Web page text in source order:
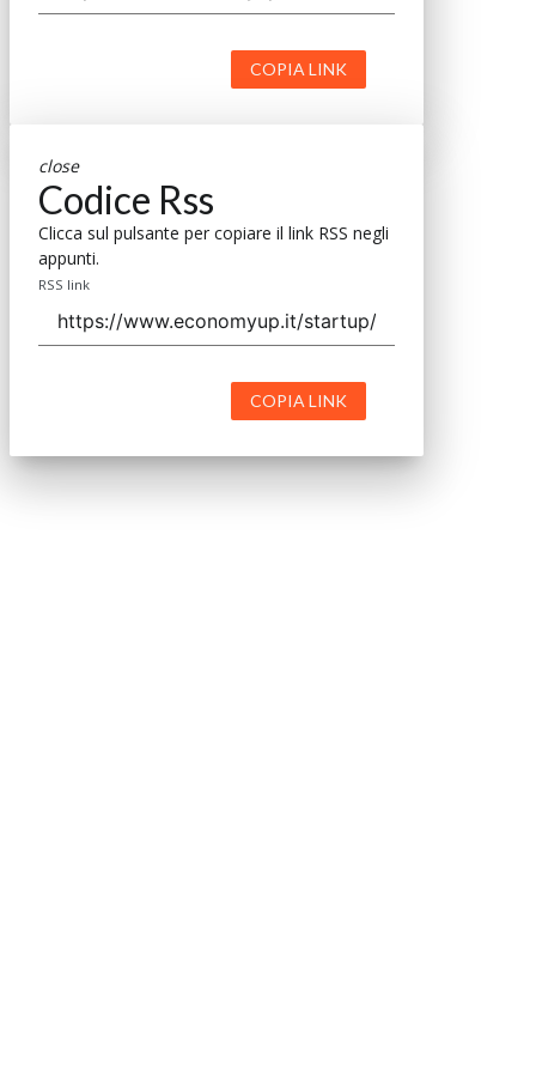
COPIA LINK
close
Codice Rss
Clicca sul pulsante per copiare il link RSS negli
appunti.
RSS link
COPIA LINK